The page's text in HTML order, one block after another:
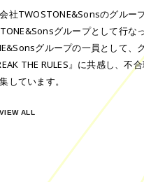
社TWOSTONE&Sonsのグルー
グループとして行な
グループの一員として、
THE RULES』に共感し、不
しています。
VIEW ALL